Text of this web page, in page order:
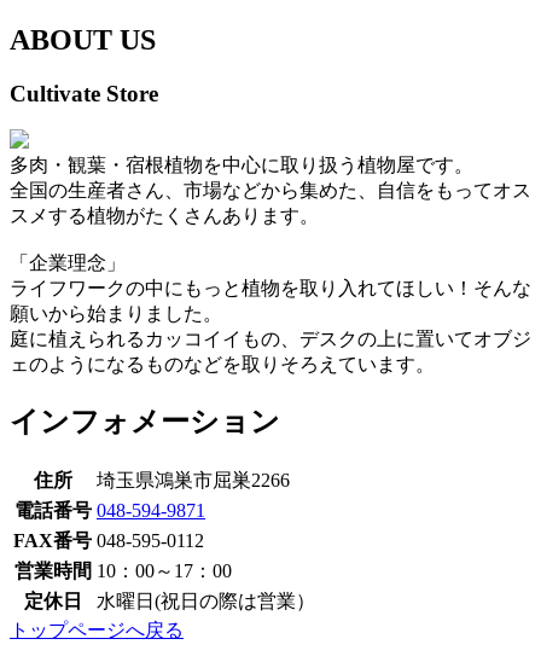
ABOUT US
Cultivate Store
多肉・観葉・宿根植物を中心に取り扱う植物屋です。
全国の生産者さん、市場などから集めた、自信をもってオス
スメする植物がたくさんあります。
「企業理念」
ライフワークの中にもっと植物を取り入れてほしい！そんな
願いから始まりました。
庭に植えられるカッコイイもの、デスクの上に置いてオブジ
ェのようになるものなどを取りそろえています。
インフォメーション
住所
埼玉県鴻巣市屈巣2266
電話番号 048-594-9871
FAX番号 048-595-0112
営業時間 10：00～17：00
定休日
水曜日(祝日の際は営業）
トップページへ戻る